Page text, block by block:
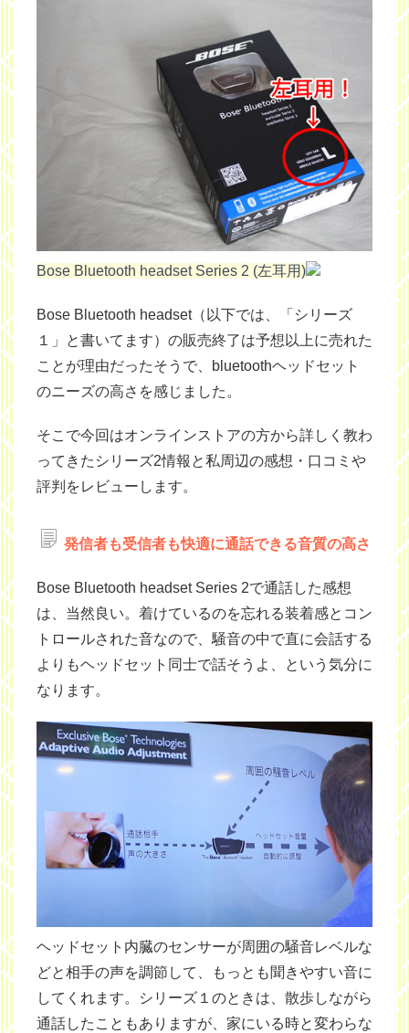
Bose Bluetooth headset Series 2 (左耳用)
Bose Bluetooth headset（以下では、「シリーズ
１」と書いてます）の販売終了は予想以上に売れた
ことが理由だったそうで、bluetoothヘッドセット
のニーズの高さを感じました。
そこで今回はオンラインストアの方から詳しく教わ
ってきたシリーズ2情報と私周辺の感想・口コミや
評判をレビューします。
発信者も受信者も快適に通話できる音質の高さ
Bose Bluetooth headset Series 2で通話した感想
は、当然良い。着けているのを忘れる装着感とコン
トロールされた音なので、騒音の中で直に会話する
よりもヘッドセット同士で話そうよ、という気分に
なります。
ヘッドセット内臓のセンサーが周囲の騒音レベルな
どと相手の声を調節して、もっとも聞きやすい音に
してくれます。シリーズ１のときは、散歩しながら
通話したこともありますが、家にいる時と変わらな